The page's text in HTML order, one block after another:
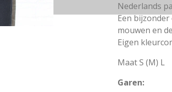
Nederlands
Een
mouwen en
Eigen
Maat S (M) L
Garen: